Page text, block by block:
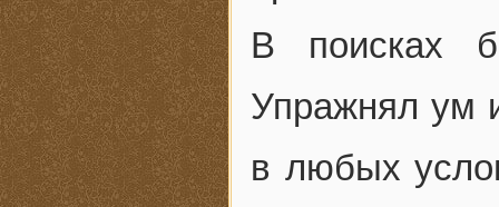
В поисках
Упражнял ум
в любых